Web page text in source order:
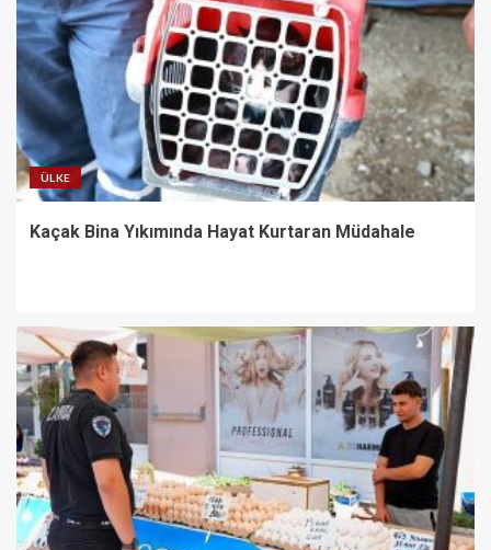
ÜLKE
Kaçak Bina Yıkımında Hayat Kurtaran Müdahale